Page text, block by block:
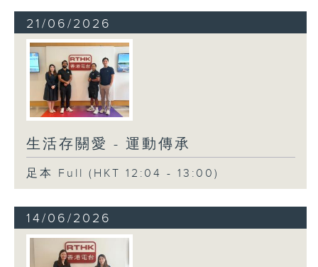
21/06/2026
生活存關愛 - 運動傳承
足本 Full (HKT 12:04 - 13:00)
14/06/2026